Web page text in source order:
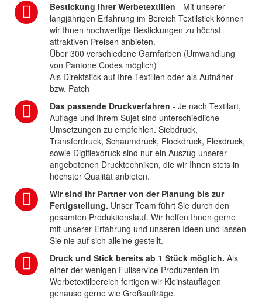
Bestickung Ihrer Werbetextilien - Mit unserer
langjährigen Erfahrung im Bereich Textilstick können
wir Ihnen hochwertige Bestickungen zu höchst
attraktiven Preisen anbieten.
Über 300 verschiedene Garnfarben (Umwandlung
von Pantone Codes möglich)
Als Direktstick auf Ihre Textilien oder als Aufnäher
bzw. Patch
Das passende Druckverfahren - Je nach Textilart,
Auflage und Ihrem Sujet sind unterschiedliche
Umsetzungen zu empfehlen. Siebdruck,
Transferdruck, Schaumdruck, Flockdruck, Flexdruck,
sowie Digiflexdruck sind nur ein Auszug unserer
angebotenen Drucktechniken, die wir Ihnen stets in
höchster Qualität anbieten.
Wir sind Ihr Partner von der Planung bis zur
Fertigstellung. Unser Team führt Sie durch den
gesamten Produktionslauf. Wir helfen Ihnen gerne
mit unserer Erfahrung und unseren Ideen und lassen
Sie nie auf sich alleine gestellt.
Druck und Stick bereits ab 1 Stück möglich. Als
einer der wenigen Fullservice Produzenten im
Werbetextilbereich fertigen wir Kleinstauflagen
genauso gerne wie Großaufträge.